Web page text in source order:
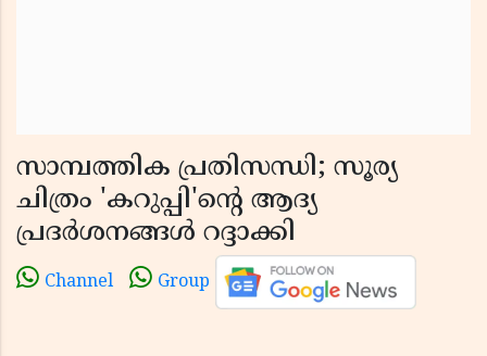
സാമ്പത്തിക പ്രതിസന്ധി; സൂര്യ
ചിത്രം 'കറുപ്പി'ൻ്റെ ആദ്യ
പ്രദർശനങ്ങൾ റദ്ദാക്കി
Channel Group